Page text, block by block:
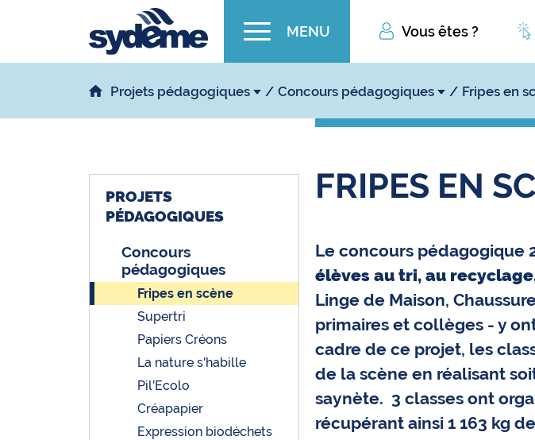
MENU Vous êtes ?
Projets pédagogiques Concours pédagogiques Fripes en
FRIPES EN
Le concours
élèves au tri, au
Linge de Maison,
primaires et collèges - y
cadre de ce projet, les
de la scène en réalisant
saynète. 3 classes ont
récupérant ainsi 1 163 kg
PROJETS
PÉDAGOGIQUES
Concours
pédagogiques
Fripes en scène
Supertri
Papiers Créons
La nature s'habille
Pil'Ecolo
Créapapier
Expression biodéchets